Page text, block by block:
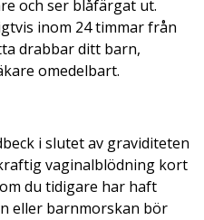
och ser blåfärgat ut.
inom 24 timmar från
drabbar ditt barn,
omedelbart.
i slutet av graviditeten
vaginalblödning kort
du tidigare har haft
eller barnmorskan bör